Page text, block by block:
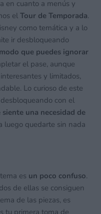
en cuanto a menús y
elTour de Temporada.
como temática y a lo
ir desbloqueando
que puedes ignorar
el pase, aunque
y limitados,
Lo curioso de este
con el
siente una necesidad de
luego quedarte sin nada
es un poco confuso.
de ellas se consiguen
de las piezas, es